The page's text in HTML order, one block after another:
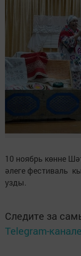
10 ноябрь көнне
әлеге фестиваль
узды.
Следите за
Telegram-канале